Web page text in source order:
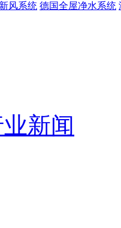
风系统 德国全屋净水系统
新闻